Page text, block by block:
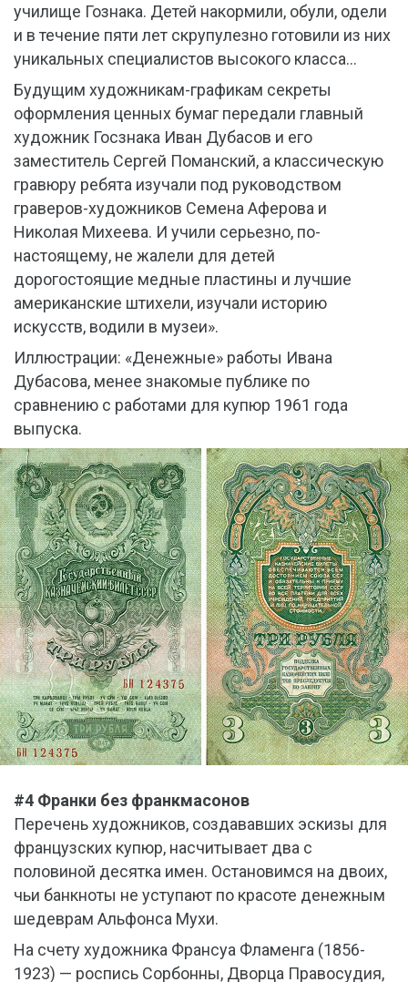
училище Гознака. Детей накормили, обули, одели
и в течение пяти лет скрупулезно готовили из них
уникальных специалистов высокого класса…
Будущим художникам-графикам секреты
оформления ценных бумаг передали главный
художник Госзнака Иван Дубасов и его
заместитель Сергей Поманский, а классическую
гравюру ребята изучали под руководством
граверов-художников Семена Аферова и
Николая Михеева. И учили серьезно, по-
настоящему, не жалели для детей
дорогостоящие медные пластины и лучшие
американские штихели, изучали историю
искусств, водили в музеи».
Иллюстрации: «Денежные» работы Ивана
Дубасова, менее знакомые публике по
сравнению с работами для купюр 1961 года
выпуска.
#4 Франки без франкмасонов
Перечень художников, создававших эскизы для
французских купюр, насчитывает два с
половиной десятка имен. Остановимся на двоих,
чьи банкноты не уступают по красоте денежным
шедеврам Альфонса Мухи.
На счету художника Франсуа Фламенга (1856-
1923) — роспись Сорбонны, Дворца Правосудия,